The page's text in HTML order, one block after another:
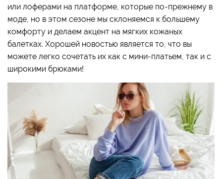
или лоферами на платформе, которые по-прежнему в
моде, но в этом сезоне мы склоняемся к большему
комфорту и делаем акцент на мягких кожаных
балетках. Хорошей новостью является то, что вы
можете легко сочетать их как с мини-платьем, так и с
широкими брюками!